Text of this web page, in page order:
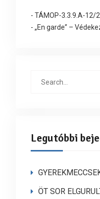
- TÁMOP-3.3.9.A-12/
- „En garde” –
Legutóbbi
ÖT SOR